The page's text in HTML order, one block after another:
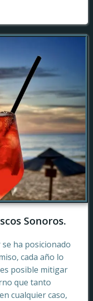
Sonoros.
ha posicionado
cada año lo
posible mitigar
que tanto
cualquier caso,